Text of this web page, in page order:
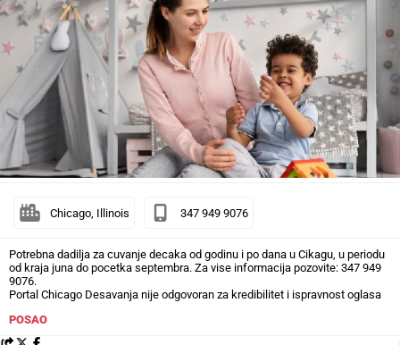
Chicago, Illinois 347 949 9076
Potrebna dadilja za cuvanje decaka od godinu i po dana u Cikagu, u periodu
od kraja juna do pocetka septembra. Za vise informacija pozovite: 347 949
9076.
Portal Chicago Desavanja nije odgovoran za kredibilitet i ispravnost oglasa
POSAO